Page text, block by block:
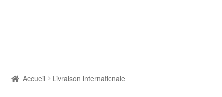
Accueil Livraison internationale